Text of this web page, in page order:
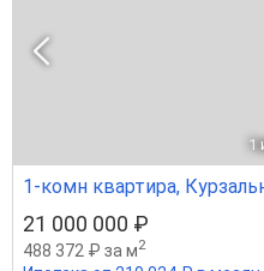
1
1-комн квартира,
21 000 000 ₽
488 372 ₽ за м2